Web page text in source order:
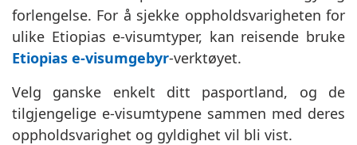
forlengelse. For å sjekke oppholdsvarigheten for
ulike Etiopias e-visumtyper, kan reisende bruke
Etiopias e-visumgebyr-verktøyet.
Velg ganske enkelt ditt pasportland, og de
tilgjengelige e-visumtypene sammen med deres
oppholdsvarighet og gyldighet vil bli vist.